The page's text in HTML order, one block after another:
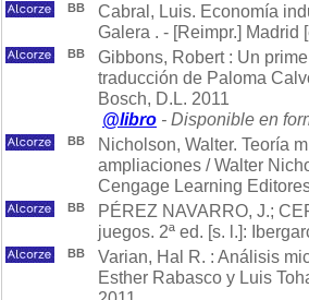
BB
Cabral, Luis. Economía
Galera . - [Reimpr.] Madrid
BB
Gibbons, Robert : Un
traducción de Paloma
Bosch, D.L. 2011
@libro - Disponible en
BB
Nicholson, Walter. Teoría
ampliaciones / Walter
Cengage Learning
BB
PÉREZ NAVARRO, J.;
juegos. 2ª ed. [s. l.]:
BB
Varian, Hal R. : Análisis
Esther Rabasco y Luis